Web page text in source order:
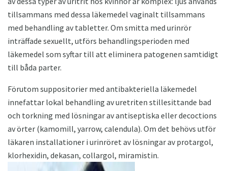
tillsammans med dessa läkemedel vaginalt tillsammans
med behandling av tabletter. Om smitta med urinrör
inträffade sexuellt, utförs behandlingsperioden med
läkemedel som syftar till att eliminera patogenen samtidigt
till båda parter.
Förutom suppositorier med antibakteriella läkemedel
innefattar lokal behandling av uretriten stillesittande bad
och torkning med lösningar av antiseptiska eller decoctions
av örter (kamomill, yarrow, calendula). Om det behövs utför
läkaren installationer i urinröret av lösningar av protargol,
klorhexidin, dekasan, collargol, miramistin.